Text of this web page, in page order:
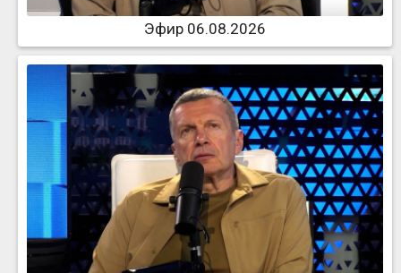
Эфир 06.08.2026